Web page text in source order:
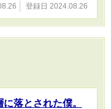
登録日 2024.08.26
落とされた僕。